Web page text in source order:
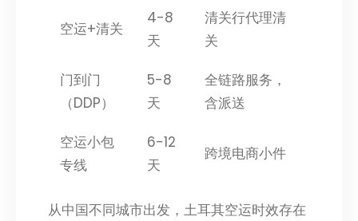
空运+清关
4-8
天
清关行代理清
关
门到门
（DDP）
5-8
天
全链路服务，
含派送
空运小包
专线
6-12
天
跨境电商小件
从中国不同城市出发，土耳其空运时效存在